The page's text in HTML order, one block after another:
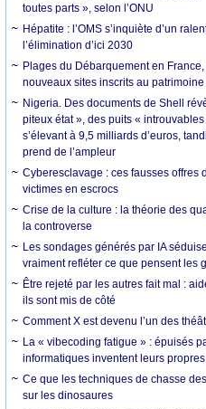
toutes parts », selon l’ONU
Hépatite : l’OMS s’inquiète d’un
l’élimination d’ici 2030
Plages du Débarquement en
nouveaux sites inscrits au patrimoine
Nigeria. Des documents de Shell
piteux état », des puits «
s’élevant à 9,5 milliards d’euros,
prend de l’ampleur
Cyberesclavage : ces fausses offres
victimes en escrocs
Crise de la culture : la théorie des
la controverse
Les sondages générés par IA
vraiment refléter ce que pensent les
Être rejeté par les autres fait mal :
ils sont mis de côté
Comment X est devenu l’un des
La « vibecoding fatigue » : épuisés
informatiques inventent leurs
Ce que les techniques de chasse
sur les dinosaures